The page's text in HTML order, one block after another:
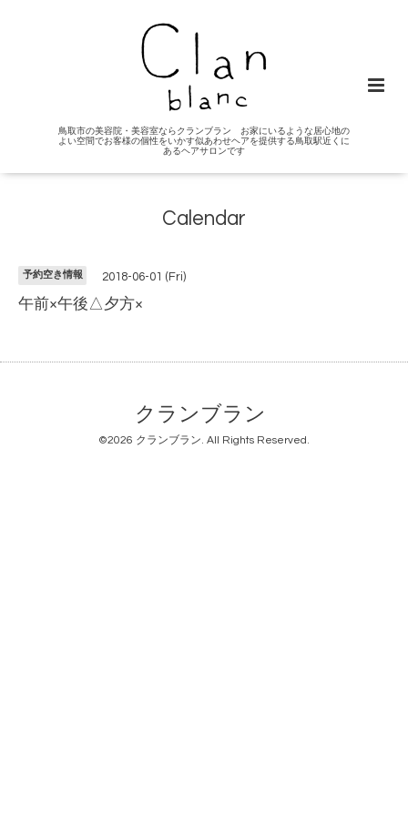
鳥取市の美容院・美容室ならクランブラン お家にいるような居心地の
よい空間でお客様の個性をいかす似あわせヘアを提供する鳥取駅近くに
あるヘアサロンです
Calendar
予約空き情報 2018-06-01 (Fri)
午前×午後△夕方×
クランブラン
©2026 クランブラン. All Rights Reserved.